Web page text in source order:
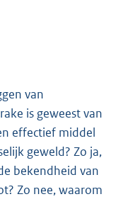
van
is geweest van
effectief middel
geweld? Zo ja,
bekendheid van
Zo nee, waarom